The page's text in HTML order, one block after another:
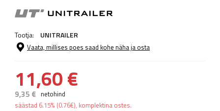
Tootja: UNITRAILER
Vaata, millises poes saad kohe näha ja osta
11,60 €
9,35 € netohind
säästad 6.15% (0.76€), komplektina ostes.